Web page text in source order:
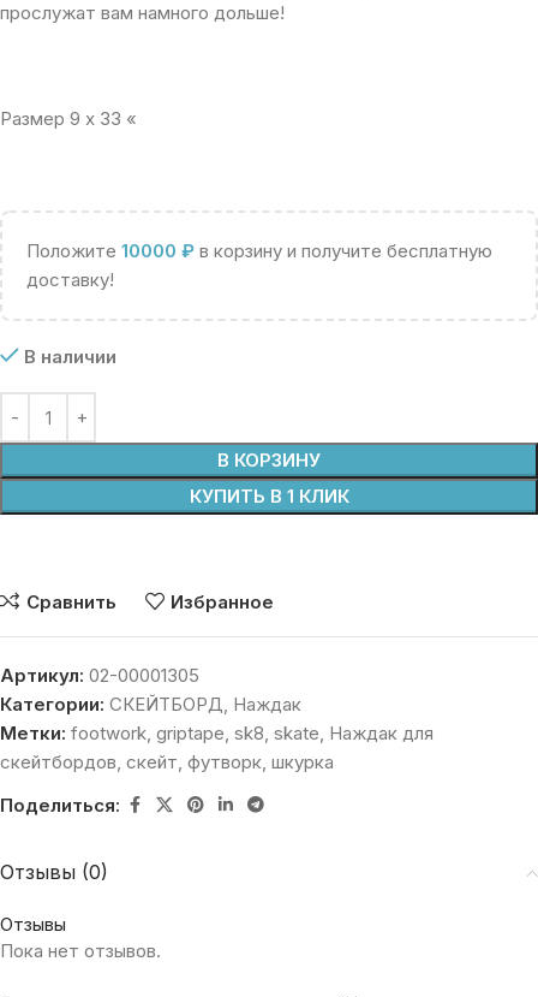
прослужат вам намного дольше!
Размер 9 x 33 «
Положите 10000 ₽ в корзину и получите бесплатную
доставку!
В наличии
В КОРЗИНУ
КУПИТЬ В 1 КЛИК
Сравнить Избранное
Артикул: 02-00001305
Категории: СКЕЙТБОРД, Наждак
Метки: footwork, griptape, sk8, skate, Наждак для
скейтбордов, скейт, футворк, шкурка
Поделиться:
Отзывы (0)
Отзывы
Пока нет отзывов.